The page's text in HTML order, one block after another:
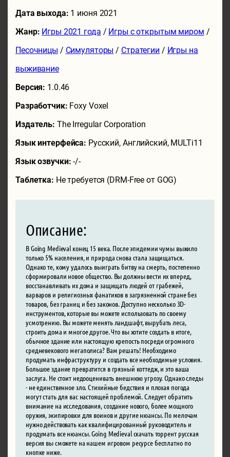
Дата выхода: 1 июня 2021
Жанр: Игры 2021 года / Игры с открытым миром /
Песочницы / Симуляторы / Стратегии / Игры на
выживание
Версия: 1.0.46
Разработчик: Foxy Voxel
Издатель: The Irregular Corporation
Язык интерфейса: Русский, Английский, MULTi11
Язык озвучки:-/-
Таблетка: Не требуется (DRM-Free от GOG)
Описание:
В Going Medieval конец 15 века. После эпидемии чумы выжило
только 5% населения, и природа снова стала защищаться.
Однако те, кому удалось выиграть битву на смерть, постепенно
сформировали новое общество. Вы должны вести их вперед,
восстанавливать их дома и защищать людей от грабежей,
варваров и религиозных фанатиков в загрязненной стране без
товаров, без границ и без законов. Доступно несколько 3D-
инструментов, которые вы можете использовать по своему
усмотрению. Вы можете менять ландшафт, вырубать леса,
строить дома и многое другое. Что вы хотите создать в итоге,
обычное здание или настоящую крепость посреди огромного
средневекового мегаполиса? Вам решать! Необходимо
продумать инфраструктуру и создать все необходимые условия.
Большое здание превратится в грязный коттедж, и это ваша
заслуга. Не стоит недооценивать внешнюю угрозу. Однако следы
- не единственное зло. Стихийные бедствия и плохая погода
могут стать для вас настоящей проблемой. Следует обратить
внимание на исследования, создание нового, более мощного
оружия, экипировки для воинов и другие нюансы. По мелочам
нужно действовать как квалифицированный руководитель и
продумать все нюансы. Going Medieval скачать торрент русская
версия вы сможете на нашем игровом ресурсе бесплатно по
кнопке ниже.